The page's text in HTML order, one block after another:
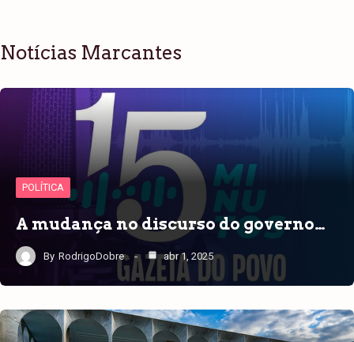
Notícias Marcantes
POLÍTICA
A mudança no discurso do governo…
By RodrigoDobre abr 1, 2025